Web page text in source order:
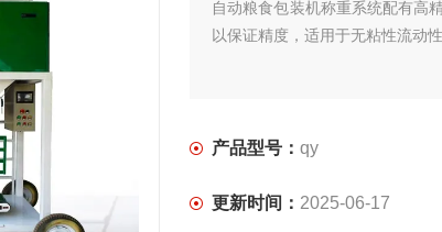
自动粮食包装机称重系统配有高
以保证精度，适用于无粘性流动
产品型号： qy
更新时间： 2025-06-17